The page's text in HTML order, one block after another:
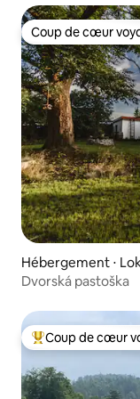
Coup de cœur
Coup de cœur
Hébergement ⋅
Dvorská pastoška
Coups de cœur
Coup de cœur